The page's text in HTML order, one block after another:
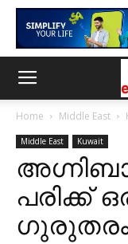
Home Middle East
Middle East Kuwait
പരിക്ക്